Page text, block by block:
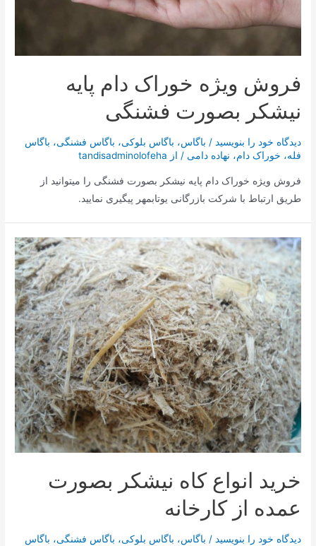
فروش ویژه خوراک دام پایه
نیشکر بصورت فشنگی
دیدگاه‌ خود را بنویسید / باگاس، باگاس بلوکی، باگاس فشنگی، باگاس
فله، خوراک دام، نهاده دامی / از tandisadminolofeha
فروش ویژه خوراک دام پایه نیشکر بصورت فشنگی را میتوانید از
طریق ارتباط با شرکت بازرگانی یوتابمهر پیگیری نمایید.
خرید انواع کاه نیشکر بصورت
عمده از کارخانه
دیدگاه‌ خود را بنویسید / باگاس، باگاس بلوکی، باگاس فشنگی، باگاس